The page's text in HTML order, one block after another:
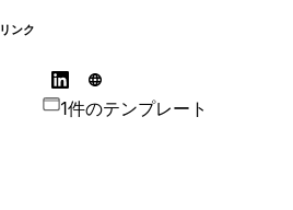
リンク
1件のテンプレート